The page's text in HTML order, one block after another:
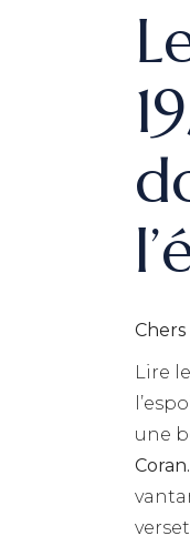
Chers
Lire
une
verset